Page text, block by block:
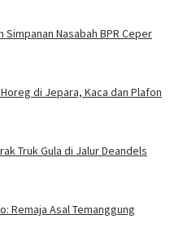
Simpanan Nasabah BPR Ceper
di Jepara, Kaca dan Plafon
Truk Gula di Jalur Deandels
Remaja Asal Temanggung